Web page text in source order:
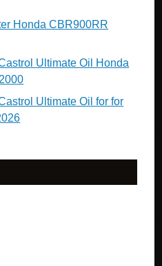
Honda CBR900RR
Ultimate Oil Honda
Ultimate Oil for for